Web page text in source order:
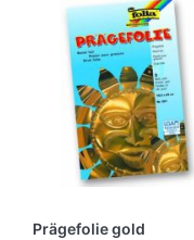
Prägefolie gold